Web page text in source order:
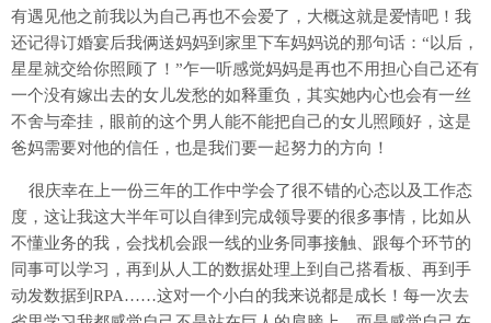
有遇见他之前我以为自己再也不会爱了，大概这就是爱情吧！我
还记得订婚宴后我俩送妈妈到家里下车妈妈说的那句话：“以后，
星星就交给你照顾了！”乍一听感觉妈妈是再也不用担心自己还有
一个没有嫁出去的女儿发愁的如释重负，其实她内心也会有一丝
不舍与牵挂，眼前的这个男人能不能把自己的女儿照顾好，这是
爸妈需要对他的信任，也是我们要一起努力的方向！
很庆幸在上一份三年的工作中学会了很不错的心态以及工作态
度，这让我这大半年可以自律到完成领导要的很多事情，比如从
不懂业务的我，会找机会跟一线的业务同事接触、跟每个环节的
同事可以学习，再到从人工的数据处理上到自己搭看板、再到手
动发数据到RPA……这对一个小白的我来说都是成长！每一次去